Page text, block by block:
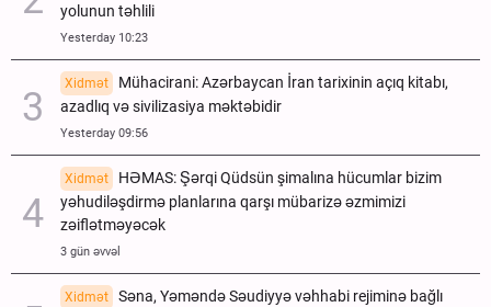
yolunun təhlili
Yesterday 10:23
Xidmət
Mühacirani: Azərbaycan İran tarixinin açıq kitabı,
azadlıq və sivilizasiya məktəbidir
Yesterday 09:56
Xidmət
HƏMAS: Şərqi Qüdsün şimalına hücumlar bizim
yəhudiləşdirmə planlarına qarşı mübarizə əzmimizi
zəiflətməyəcək
3 gün əvvəl
Xidmət
Səna, Yəməndə Səudiyyə vəhhabi rejiminə bağlı